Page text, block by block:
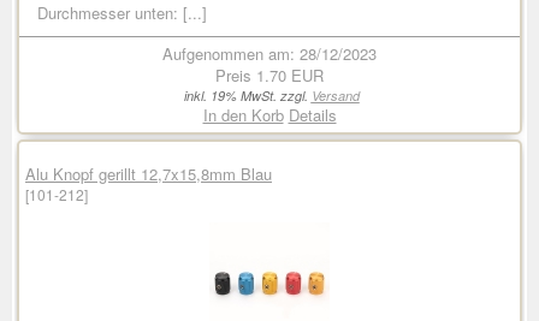
Durchmesser unten: [...]
Aufgenommen am: 28/12/2023
Preis 1.70 EUR
inkl. 19% MwSt. zzgl. Versand
In den Korb Details
Alu Knopf gerillt 12,7x15,8mm Blau
[101-212]